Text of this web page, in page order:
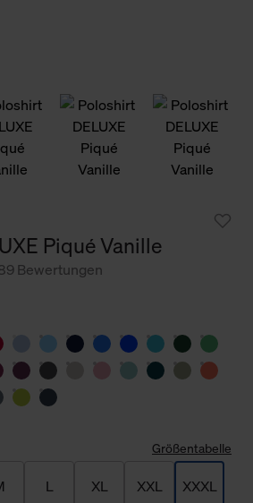
Piqué Vanille
Bewertungen
Größentabelle
L XL XXL XXXL